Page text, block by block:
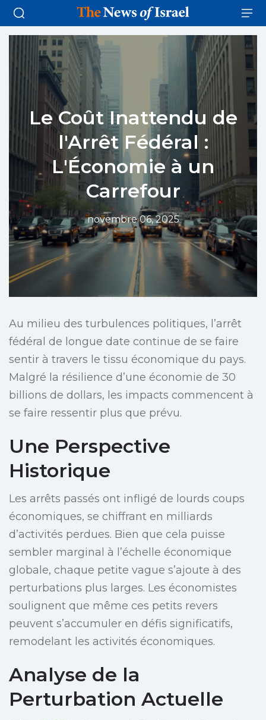
Le Coût Inattendu de
l'Arrêt Fédéral :
L'Économie à un
Carrefour
novembre 06, 2025
Au milieu des turbulences politiques, l’arrêt
fédéral de longue date continue de se faire
sentir à travers le tissu économique du pays.
Malgré la résilience d’une économie de 30
billions de dollars, les impacts commencent à
se faire ressentir plus que prévu.
Une Perspective
Historique
Les arrêts passés ont infligé de lourds coups
économiques, se chiffrant en milliards
d’activités perdues. Bien que cela puisse
sembler marginal à l’échelle économique
globale, chaque petite vague s’ajoute à des
perturbations plus larges. Les économistes
soulignent que même ces petits revers
peuvent s’accumuler en défis significatifs,
remodelant les activités économiques.
Analyse de la
Perturbation Actuelle